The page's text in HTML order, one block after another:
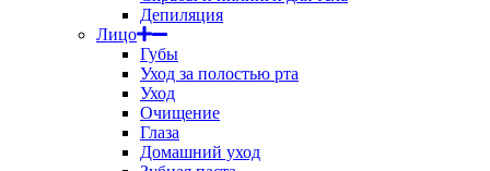
Депиляция
Лицо
Губы
Уход за полостью рта
Уход
Очищение
Глаза
Домашний уход